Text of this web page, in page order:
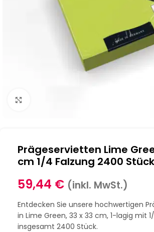
Prägeservietten Lime
cm 1/4 Falzung 2400 Stück
59,44 € (inkl. MwSt.)
Entdecken Sie unsere hochwertigen
in Lime Green, 33 x 33 cm, 1-lagig mit
insgesamt 2400 Stück.